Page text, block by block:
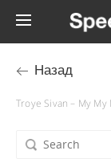
Назад
Troye Sivan – My My